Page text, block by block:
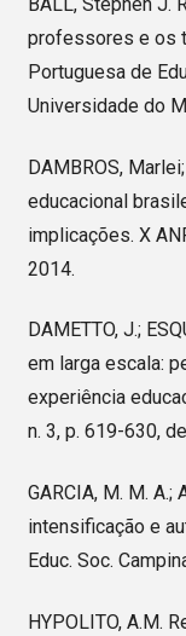
professores e os
Portuguesa de
Universidade do
DAMBROS,
educacional
implicações. X
2014.
DAMETTO, J.;
em larga escala:
experiência
n. 3, p. 619-630,
GARCIA, M. M. A.;
intensificação e
Educ. Soc.
HYPOLITO, A.M.